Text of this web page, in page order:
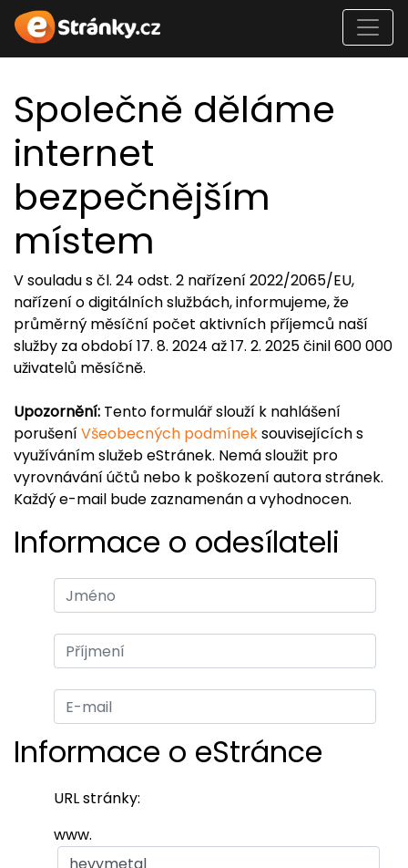
Společně děláme
internet
bezpečnějším
místem
V souladu s čl. 24 odst. 2 nařízení 2022/2065/EU,
nařízení o digitálních službách, informujeme, že
průměrný měsíční počet aktivních příjemců naší
služby za období 17. 8. 2024 až 17. 2. 2025 činil 600 000
uživatelů měsíčně.
Upozornění: Tento formulář slouží k nahlášení
porušeníVšeobecných podmíneksouvisejících s
využíváním služeb eStránek. Nemá sloužit pro
vyrovnávání účtů nebo k poškození autora stránek.
Každý e-mail bude zaznamenán a vyhodnocen.
Informace o odesílateli
Informace o eStránce
URL stránky:
www.